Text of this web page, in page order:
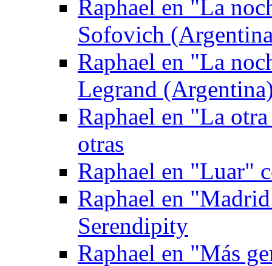
Raphael en "La
Sofovich
Raphael en "La
Legrand
Raphael en "La
otras
Raphael en "Luar"
Raphael en
Serendipity
Raphael en "Más